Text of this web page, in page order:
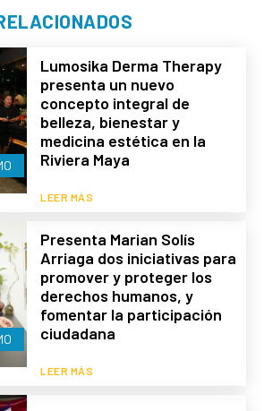
Lumosika Derma Therapy
presenta un nuevo
concepto integral de
belleza, bienestar y
medicina estética en la
Riviera Maya
LEER MÁS
Presenta Marian Solís
Arriaga dos iniciativas para
promover y proteger los
derechos humanos, y
fomentar la participación
ciudadana
LEER MÁS